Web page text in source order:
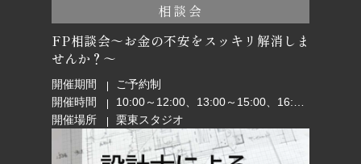
相談会
FP相談会～お金の不安をスッキリ解消しま
せんか？～
開催期間
ご予約制
開催時間
10:00～12:00、13:00～15:00、16:00～18:00
開催場所
栗東スタジオ